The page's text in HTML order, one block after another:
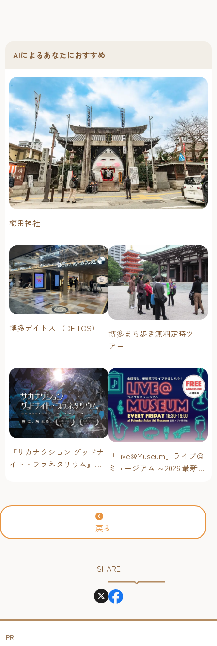
AIによるあなたにおすすめ
櫛田神社
博多デイトス （DEITOS）
博多まち歩き無料定時ツ
アー
『サカナクション グッドナ
イト・プラネタリウム』が
「Live@Museum」ライブ＠
ミュージアム ～2026 最新イ
戻る
SHARE
PR